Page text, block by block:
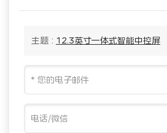
主题 : 12.3英寸一体式智能中控屏